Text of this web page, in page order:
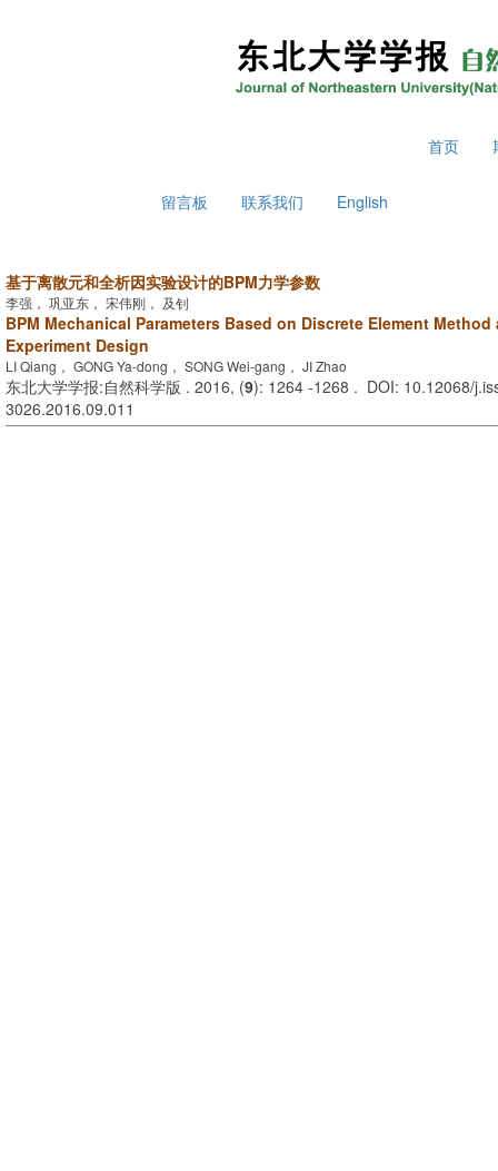
首页
留言板 联系我们 English
基于离散元和全析因实验设计的BPM力学参数
李强， 巩亚东， 宋伟刚， 及钊
BPM Mechanical Parameters Based on Discrete Element
Experiment Design
LI Qiang， GONG Ya-dong， SONG Wei-gang， JI Zhao
东北大学学报:自然科学版 . 2016, (9): 1264 -1268 . DOI: 10.12068/
3026.2016.09.011